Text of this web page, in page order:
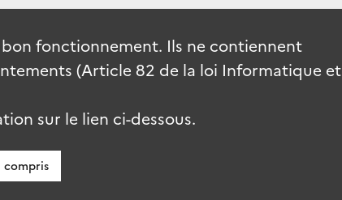
fonctionnement. Ils ne contiennent
(Article 82 de la loi Informatique et
sur le lien ci-dessous.
compris